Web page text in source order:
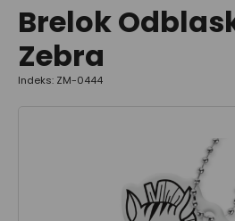
Brelok
Zebra
Indeks: ZM-0444